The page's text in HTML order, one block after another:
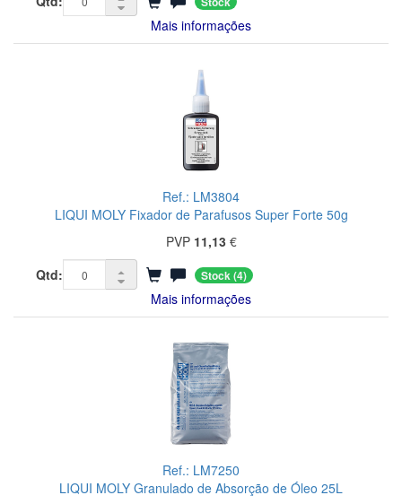
Mais informações
Ref.: LM3804
LIQUI MOLY Fixador de Parafusos Super Forte 50g
PVP 11,13 €
Qtd:
Stock(4)
Mais informações
Ref.: LM7250
LIQUI MOLY Granulado de Absorção de Óleo 25L